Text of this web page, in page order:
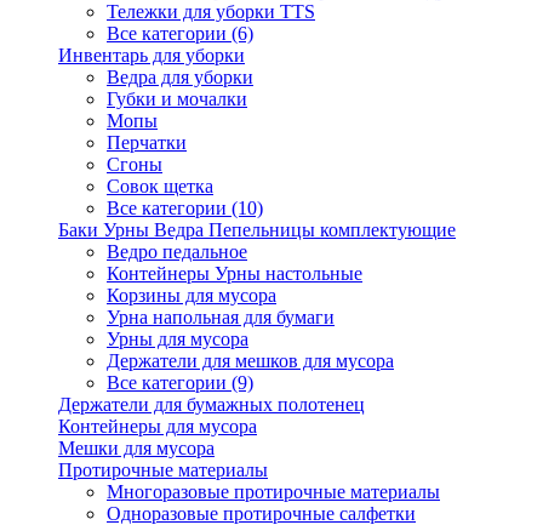
Тележки для уборки TTS
Все категории (6)
Инвентарь для уборки
Ведра для уборки
Губки и мочалки
Мопы
Перчатки
Сгоны
Совок щетка
Все категории (10)
Баки Урны Ведра Пепельницы комплектующие
Ведро педальное
Контейнеры Урны настольные
Корзины для мусора
Урна напольная для бумаги
Урны для мусора
Держатели для мешков для мусора
Все категории (9)
Держатели для бумажных полотенец
Контейнеры для мусора
Мешки для мусора
Протирочные материалы
Многоразовые протирочные материалы
Одноразовые протирочные салфетки